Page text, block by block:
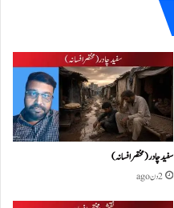
سفید چادر( مختصر افسانہ)
2 دن ago